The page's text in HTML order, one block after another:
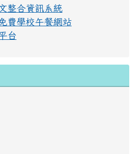
整合資訊系統
費學校午餐網站
台